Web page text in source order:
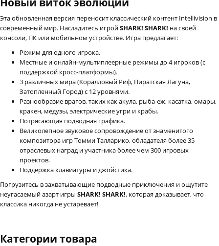
Эта обновленная версия переносит классический контент Intellivision в
современный мир. Насладитесь игройSHARK! SHARK! на своей
консоли, ПК или мобильном устройстве. Игра предлагает:
Режим для одного игрока.
Местные и онлайн-мультиплеерные режимы до 4 игроков (с
поддержкой кросс-платформы).
3 различных мира (Коралловый Риф, Пиратская Лагуна,
Затопленный Город) с 12 уровнями.
Разнообразие врагов, таких как акула, рыба-еж, касатка, омары,
кракен, медузы, электрические угри и крабы.
Потрясающая подводная графика.
Великолепное звуковое сопровождение от знаменитого
композитора игр Томми Талларико, обладателя более 35
отраслевых наград и участника более чем 300 игровых
проектов.
Поддержка клавиатуры и джойстика.
Погрузитесь в захватывающие подводные приключения и ощутите
неугасаемый азарт игры SHARK! SHARK!, которая доказывает, что
классика никогда не устаревает!
Категории товара